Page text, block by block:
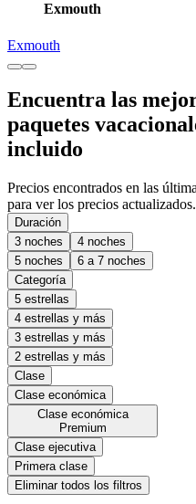
Exmouth
Exmouth
Encuentra las
paquetes
incluido
Precios encontrados en las
para ver los precios actualizados.
Duración
3 noches
4 noches
5 noches
6 a 7 noches
Categoría
5 estrellas
4 estrellas y más
3 estrellas y más
2 estrellas y más
Clase
Clase económica
Clase económica
Premium
Clase ejecutiva
Primera clase
Eliminar todos los filtros